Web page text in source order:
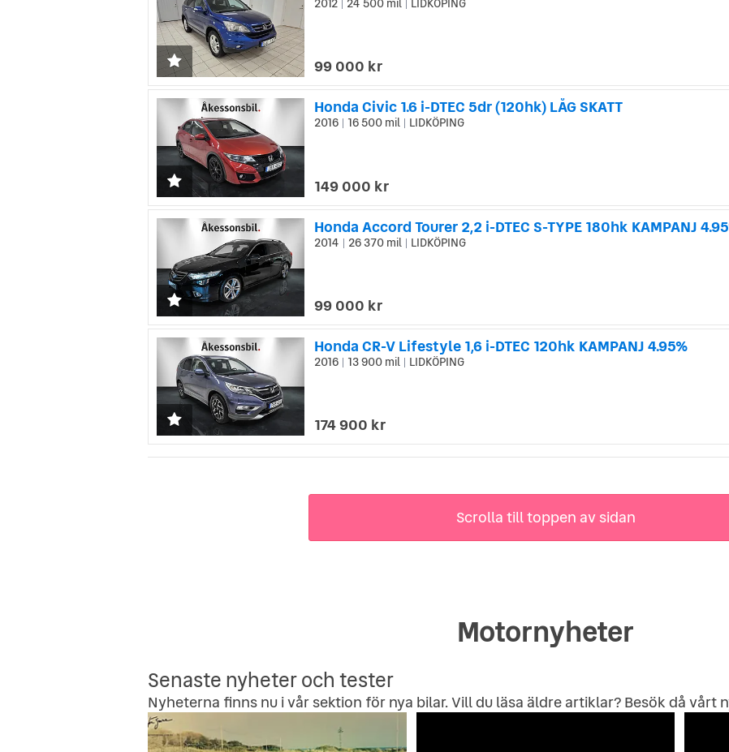
2012 24 500 mil LIDKÖPING
99 000 kr
Honda Civic 1.6 i-DTEC 5dr (120hk) LÅG SKATT
2016 16 500 mil LIDKÖPING
149 000 kr
Honda Accord Tourer 2,2 i-DTEC S-TYPE 180hk KAMPANJ
2014 26 370 mil LIDKÖPING
99 000 kr
Honda CR-V Lifestyle 1,6 i-DTEC 120hk KAMPANJ 4.95%
2016 13 900 mil LIDKÖPING
174 900 kr
Scrolla till toppen av sidan
Motornyheter
Senaste nyheter och tester
Nyheterna finns nu i vår sektion för nya bilar. Vill du läsa äldre artiklar? Besök då vårt